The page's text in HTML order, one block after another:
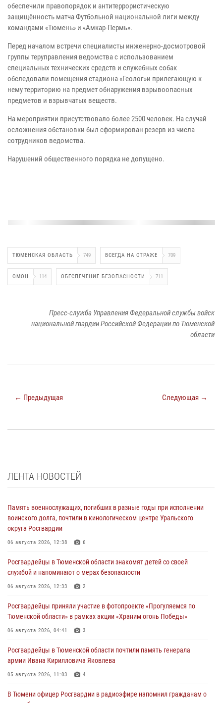
обеспечили правопорядок и антитеррористическую
защищённость матча Футбольной национальной лиги между
командами «Тюмень» и «Амкар-Пермь».
Перед началом встречи специалисты инженерно-досмотровой
группы теруправления ведомства с использованием
специальных технических средств и служебных собак
обследовали помещения стадиона «Геолог»и прилегающую к
нему территорию на предмет обнаружения взрывоопасных
предметов и взрывчатых веществ.
На мероприятии присутствовало более 2500 человек. На случай
осложнения обстановки был сформирован резерв из числа
сотрудников ведомства.
Нарушений общественного порядка не допущено.
ТЮМЕНСКАЯ ОБЛАСТЬ 749 ВСЕГДА НА СТРАЖЕ 709
ОМОН 114 ОБЕСПЕЧЕНИЕ БЕЗОПАСНОСТИ 711
Пресс-служба Управления Федеральной службы войск
национальной гвардии Российской Федерации по Тюменской
области
← Предыдущая Следующая →
ЛЕНТА НОВОСТЕЙ
Память военнослужащих, погибших в разные годы при исполнении
воинского долга, почтили в кинологическом центре Уральского
округа Росгвардии
06 августа 2026, 12:38 6
Росгвардейцы в Тюменской области знакомят детей со своей
службой и напоминают о мерах безопасности
06 августа 2026, 12:33 2
Росгвардейцы приняли участие в фотопроекте «Прогуляемся по
Тюменской области» в рамках акции «Храним огонь Победы»
06 августа 2026, 04:41 3
Росгвардейцы в Тюменской области почтили память генерала
армии Ивана Кирилловича Яковлева
05 августа 2026, 11:03 4
В Тюмени офицер Росгвардии в радиоэфире напомнил гражданам о